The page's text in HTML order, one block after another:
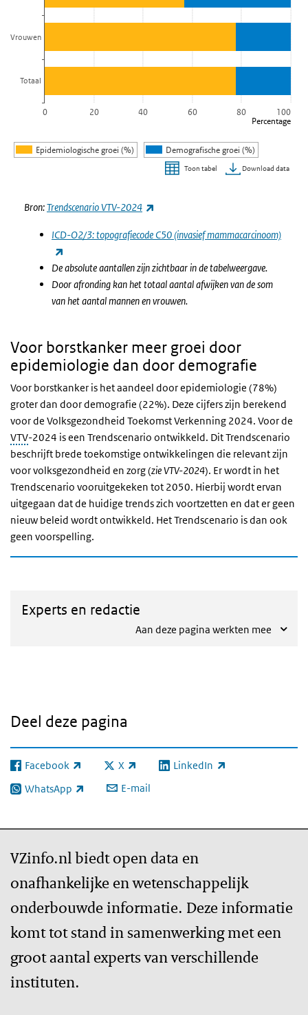
Percentage
Epidemiologische groei (%) Demografische groei (%)
0 20 40 60 80 100
Vrouwen
Totaal
Toon tabel Download data
Bron:Trendscenario VTV-2024
ICD-O2/3: topografiecode C50 (invasief mammacarcinoom)
De absolute aantallen zijn zichtbaar in de tabelweergave.
Door afronding kan het totaal aantal afwijken van de som
van het aantal mannen en vrouwen.
Voor borstkanker meer groei door
epidemiologie dan door demografie
Voor borstkanker is het aandeel door epidemiologie (78%)
groter dan door demografie (22%). Deze cijfers zijn berekend
voor de Volksgezondheid Toekomst Verkenning 2024. Voor de
VTV-2024 is een Trendscenario ontwikkeld. Dit Trendscenario
beschrijft brede toekomstige ontwikkelingen die relevant zijn
voor volksgezondheid en zorg (zie VTV-2024). Er wordt in het
Trendscenario vooruitgekeken tot 2050. Hierbij wordt ervan
uitgegaan dat de huidige trends zich voortzetten en dat er geen
nieuw beleid wordt ontwikkeld. Het Trendscenario is dan ook
geen voorspelling.
Experts en redactie
Aan deze pagina werkten mee
Deel deze pagina
Facebook
(externe link) X
(externe link) LinkedIn
(externe link)
WhatsApp
(externe link) E-mail
VZinfo.nl biedt open data en
onafhankelijke en wetenschappelijk
onderbouwde informatie. Deze informatie
komt tot stand in samenwerking met een
groot aantal experts van verschillende
instituten.